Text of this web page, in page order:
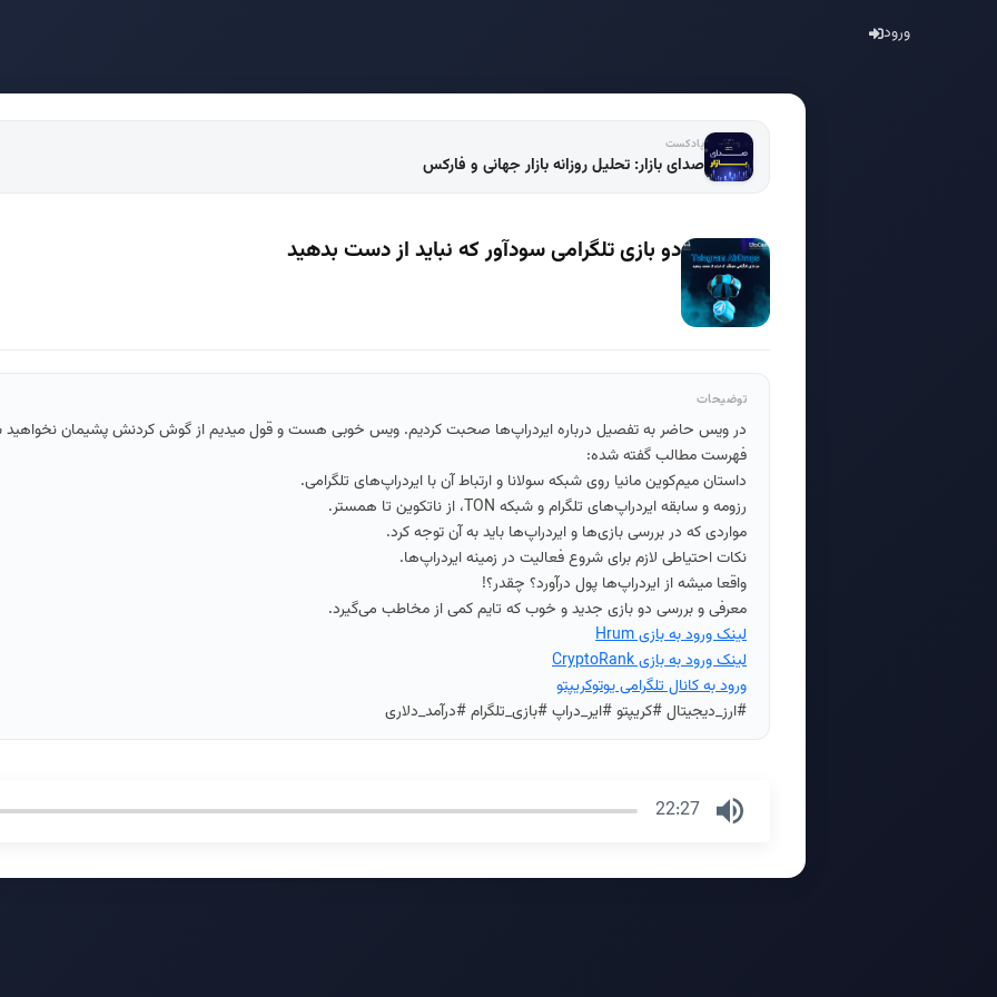
ورود
پادکست
صدای بازار: تحلیل روزانه بازار جهانی و فارکس
دو بازی تلگرامی سودآور که نباید از دست بدهید
توضیحات
در ویس حاضر به تفصیل درباره ایردراپ‌ها صحبت کردیم. ویس خوبی هست و قول میدیم از گوش کردنش پشیمان
فهرست مطالب گفته شده:
داستان میم‌کوین مانیا روی شبکه سولانا و ارتباط آن با ایردراپ‌های تلگرامی.
رزومه و سابقه ایردراپ‌های تلگرام و شبکه TON، از ناتکوین تا همستر.
مواردی که در بررسی بازی‌ها و ایردراپ‌ها باید به آن توجه کرد.
نکات احتیاطی لازم برای شروع فعالیت در زمینه ایردراپ‌ها.
واقعا میشه از ایردراپ‌ها پول درآورد؟ چقدر؟!
معرفی و بررسی دو بازی جدید و خوب که تایم کمی از مخاطب می‌گیرد.
لینک ورود به بازی Hrum
لینک ورود به بازی CryptoRank
ورود به کانال تلگرامی یوتوکریپتو
#ارز_دیجیتال #کریپتو #ایر_دراپ #بازی_تلگرام #درآمد_دلاری
22:27